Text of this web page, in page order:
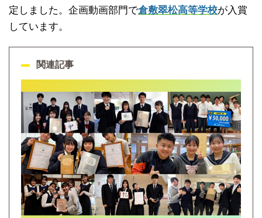
定しました。企画動画部門で倉敷翠松高等学校が入賞
しています。
関連記事